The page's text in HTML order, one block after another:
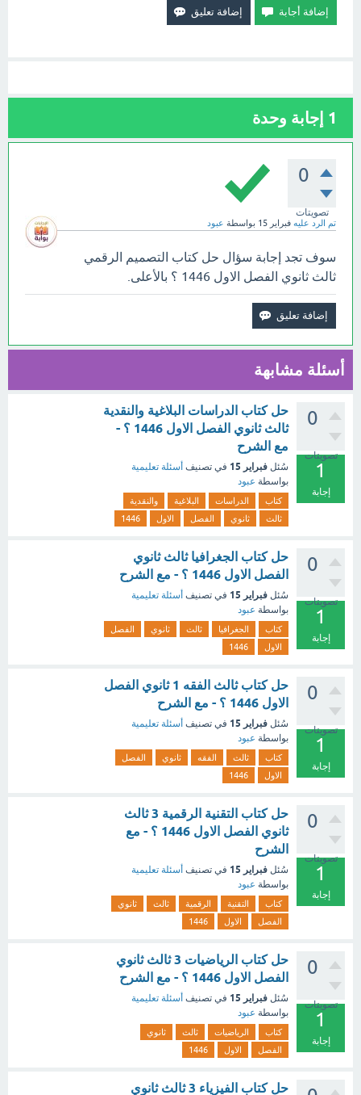
1 إجابة وحدة
0
تصويتات
تم الرد عليه فبراير 15 بواسطة عبود
سوف تجد إجابة سؤال حل كتاب التصميم الرقمي
ثالث ثانوي الفصل الاول 1446 ؟ بالأعلى.
أسئلة مشابهة
0
تصويتات
1
إجابة
حل كتاب الدراسات البلاغية والنقدية
ثالث ثانوي الفصل الاول 1446 ؟ -
مع الشرح
سُئل فبراير 15 في تصنيف أسئلة تعليمية
بواسطة عبود
كتاب الدراسات البلاغية
والنقدية
ثالث
ثانوي الفصل الاول 1446
0
تصويتات
1
إجابة
حل كتاب الجغرافيا ثالث ثانوي
الفصل الاول 1446 ؟ - مع الشرح
سُئل فبراير 15 في تصنيف أسئلة تعليمية
بواسطة عبود
كتاب الجغرافيا ثالث ثانوي
الفصل
الاول
1446
0
تصويتات
1
إجابة
حل كتاب ثالث الفقه 1 ثانوي الفصل
الاول 1446 ؟ - مع الشرح
سُئل فبراير 15 في تصنيف أسئلة تعليمية
بواسطة عبود
كتاب ثالث الفقه ثانوي
الفصل
الاول
1446
0
تصويتات
1
إجابة
حل كتاب التقنية الرقمية 3 ثالث
ثانوي الفصل الاول 1446 ؟ - مع
الشرح
سُئل فبراير 15 في تصنيف أسئلة تعليمية
بواسطة عبود
كتاب التقنية الرقمية ثالث
ثانوي
الفصل
الاول 1446
0
تصويتات
1
إجابة
حل كتاب الرياضيات 3 ثالث ثانوي
الفصل الاول 1446 ؟ - مع الشرح
سُئل فبراير 15 في تصنيف أسئلة تعليمية
بواسطة عبود
كتاب الرياضيات ثالث
ثانوي
الفصل
الاول 1446
حل كتاب الفيزياء 3 ثالث ثانوي